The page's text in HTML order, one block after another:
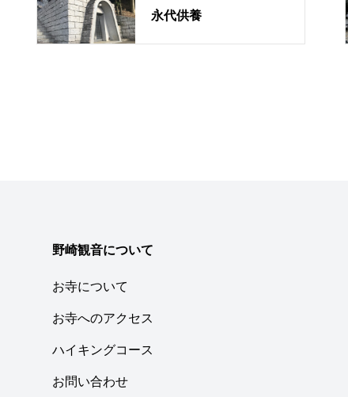
永代供養
野崎観音について
お寺について
お寺へのアクセス
ハイキングコース
お問い合わせ